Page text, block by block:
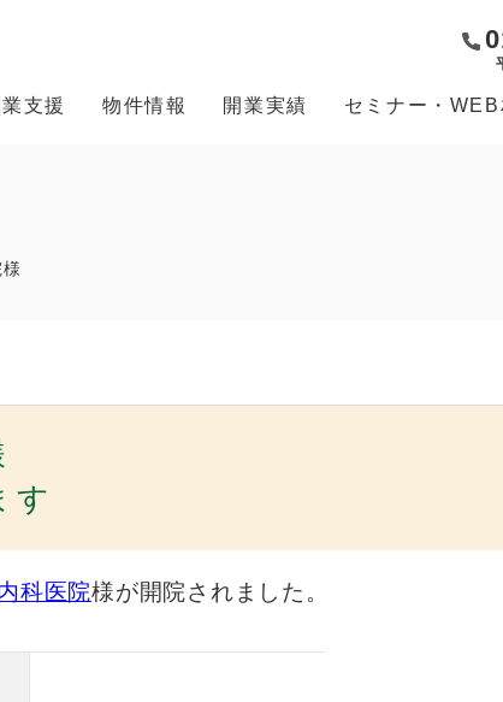
業支援 物件情報 開業実績 セミナー・
す
科医院様が開院されました。